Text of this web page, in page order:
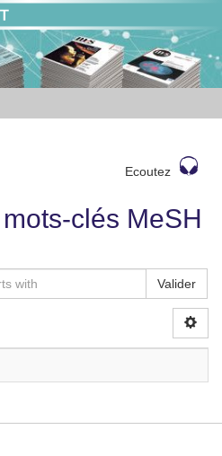
Ecoutez
clés MeSH
Valider